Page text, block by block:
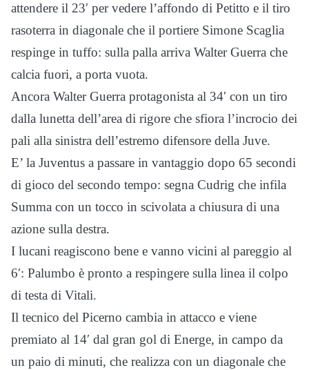
attendere il 23′ per vedere l’affondo di Petitto e il tiro
rasoterra in diagonale che il portiere Simone Scaglia
respinge in tuffo: sulla palla arriva Walter Guerra che
calcia fuori, a porta vuota.
Ancora Walter Guerra protagonista al 34′ con un tiro
dalla lunetta dell’area di rigore che sfiora l’incrocio dei
pali alla sinistra dell’estremo difensore della Juve.
E’ la Juventus a passare in vantaggio dopo 65 secondi
di gioco del secondo tempo: segna Cudrig che infila
Summa con un tocco in scivolata a chiusura di una
azione sulla destra.
I lucani reagiscono bene e vanno vicini al pareggio al
6′: Palumbo è pronto a respingere sulla linea il colpo
di testa di Vitali.
Il tecnico del Picerno cambia in attacco e viene
premiato al 14′ dal gran gol di Energe, in campo da
un paio di minuti, che realizza con un diagonale che